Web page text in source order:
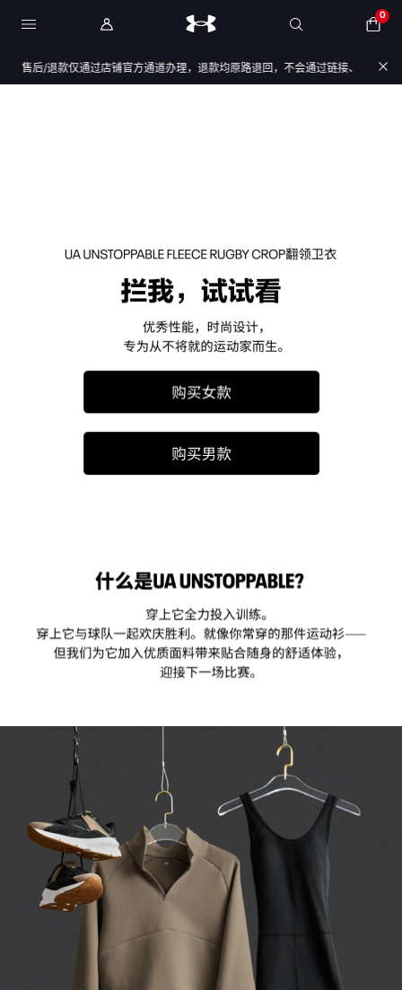
0
后/退款仅通过店铺官方通道办理，退款均原路退回，不会通过链接、二维